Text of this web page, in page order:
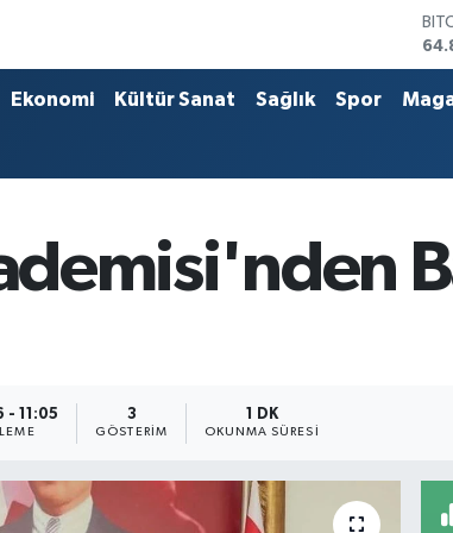
Ekonomi Kültür Sanat Sağlık Spor
- 11:05 3
GÖSTERIM
1 DK
OKUNMA SÜRESI